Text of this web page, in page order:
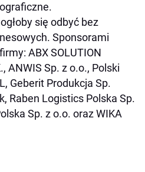
się odbyć bez
Sponsorami
ABX SOLUTION
ANWIS Sp. z o.o., Polski
Geberit Produkcja Sp.
Raben Logistics Polska Sp.
Sp. z o.o. oraz WIKA